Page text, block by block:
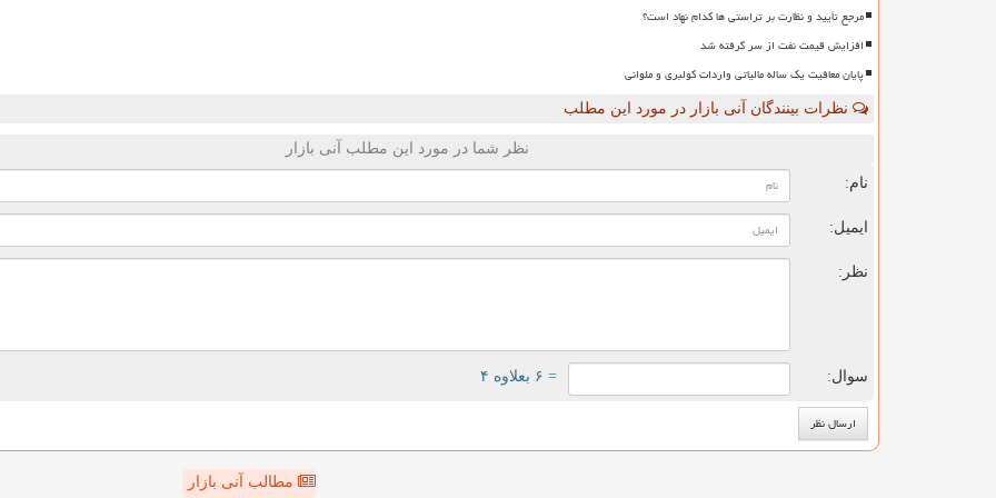
مرجع تأیید و نظارت بر تراستی ها کدام نهاد است؟
افزایش قیمت نفت از سر گرفته شد
پایان معافیت یک ساله مالیاتی واردات کولبری و ملوانی
نظرات بینندگان آنی بازار در مورد این مطلب
نظر شما در مورد این مطلب آنی بازار
نام:
ایمیل:
نظر:
سوال: = ۶ بعلاوه ۴
مطالب آنی بازار